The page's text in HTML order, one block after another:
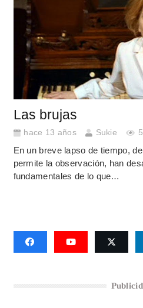
Las brujas
hace 13 años Sukie
En un breve lapso de tiempo,
permite la observación, han
fundamentales de lo que…